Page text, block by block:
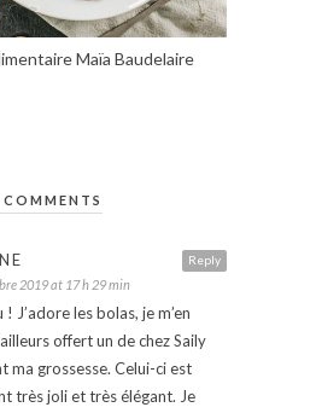
Maïa Baudelaire
COMMENTS
Reply
2019 at 17 h 29 min
! J’adore les bolas, je m’en
offert un de chez Saily
ma grossesse. Celui-ci est
très joli et très élégant. Je